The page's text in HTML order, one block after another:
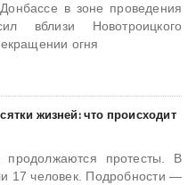
в зоне проведения
вблизи Новотроицкого
огня
жизней: что происходит
протесты. В
17 человек. Подробности —